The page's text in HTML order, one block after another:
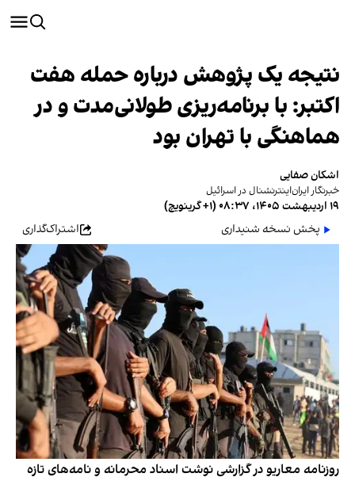
نتیجه یک پژوهش درباره حمله هفت
اکتبر: با برنامه‌ریزی طولانی‌مدت و در
هماهنگی با تهران بود
اشکان صفایی
خبرنگار ایران‌اینترنشنال در اسرائیل
۱۹ اردیبهشت ۱۴۰۵، ۰۸:۳۷ (‎+۱ گرینویچ)
پخش نسخه شنیداری
اشتراک‌گذاری
روزنامه معاریو در گزارشی نوشت اسناد محرمانه و نامه‌های تازه